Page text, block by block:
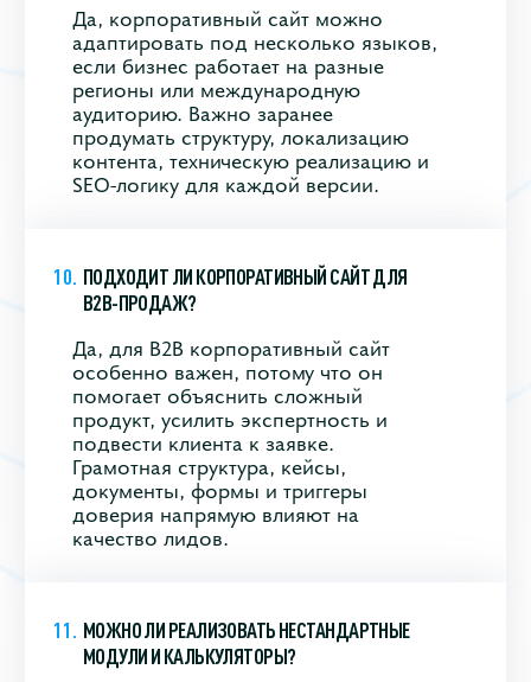
Да, корпоративный сайт можно
адаптировать под несколько языков,
если бизнес работает на разные
регионы или международную
аудиторию. Важно заранее
продумать структуру, локализацию
контента, техническую реализацию и
SEO-логику для каждой версии.
ПОДХОДИТ ЛИ КОРПОРАТИВНЫЙ САЙТ ДЛЯ
B2B-ПРОДАЖ?
Да, для B2B корпоративный сайт
особенно важен, потому что он
помогает объяснить сложный
продукт, усилить экспертность и
подвести клиента к заявке.
Грамотная структура, кейсы,
документы, формы и триггеры
доверия напрямую влияют на
качество лидов.
МОЖНО ЛИ РЕАЛИЗОВАТЬ НЕСТАНДАРТНЫЕ
МОДУЛИ И КАЛЬКУЛЯТОРЫ?